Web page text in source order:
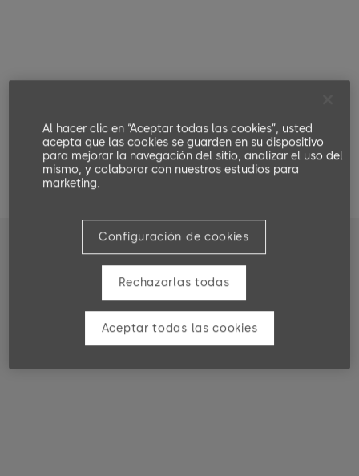
Showcase
Al hacer clic en “Aceptar todas las cookies”, usted
acepta que las cookies se guarden en su dispositivo
para mejorar la navegación del sitio, analizar el uso del
mismo, y colaborar con nuestros estudios para
marketing.
Configuración de cookies
Rechazarlas todas
Aceptar todas las cookies